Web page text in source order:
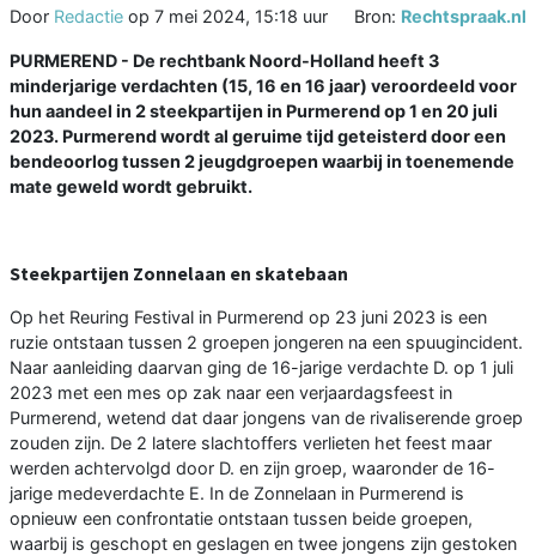
Door Redactie op 7 mei 2024, 15:18 uur Bron: Rechtspraak.nl
PURMEREND - De rechtbank Noord-Holland heeft 3
minderjarige verdachten (15, 16 en 16 jaar) veroordeeld voor
hun aandeel in 2 steekpartijen in Purmerend op 1 en 20 juli
2023. Purmerend wordt al geruime tijd geteisterd door een
bendeoorlog tussen 2 jeugdgroepen waarbij in toenemende
mate geweld wordt gebruikt.
Steekpartijen Zonnelaan en skatebaan
Op het Reuring Festival in Purmerend op 23 juni 2023 is een
ruzie ontstaan tussen 2 groepen jongeren na een spuugincident.
Naar aanleiding daarvan ging de 16-jarige verdachte D. op 1 juli
2023 met een mes op zak naar een verjaardagsfeest in
Purmerend, wetend dat daar jongens van de rivaliserende groep
zouden zijn. De 2 latere slachtoffers verlieten het feest maar
werden achtervolgd door D. en zijn groep, waaronder de 16-
jarige medeverdachte E. In de Zonnelaan in Purmerend is
opnieuw een confrontatie ontstaan tussen beide groepen,
waarbij is geschopt en geslagen en twee jongens zijn gestoken